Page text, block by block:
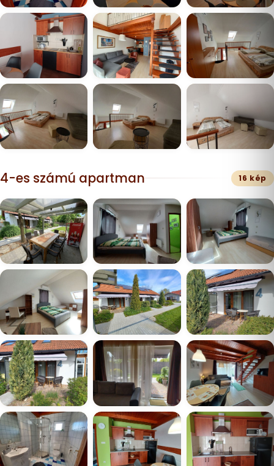
4-es számú apartman 16 kép